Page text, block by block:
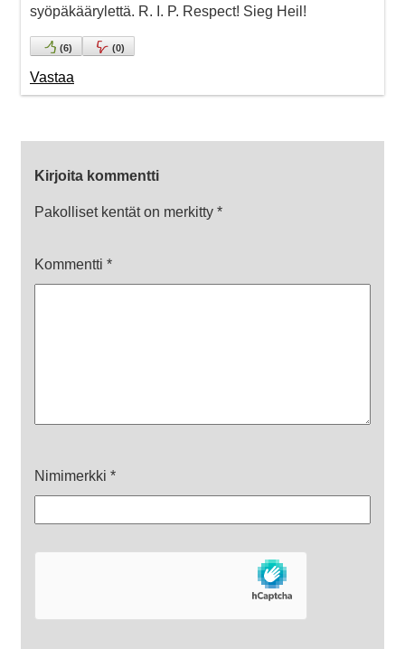
syöpäkäärylettä. R. I. P. Respect! Sieg Heil!
(6) (0)
Vastaa
Kirjoita kommentti
Pakolliset kentät on merkitty *
Kommentti *
Nimimerkki *